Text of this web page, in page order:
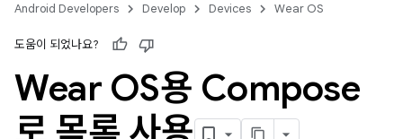
Android Developers Develop Devices Wear OS
도움이 되었나요?
Wear OS용 Compose